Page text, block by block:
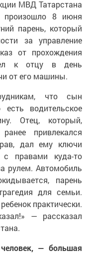
МВД Татарстана
произошло 8 июня
парень, который
за управление
от прохождения
к отцу в день
от его машины.
что сын
водительское
Отец, который,
привлекался
дал ему ключи
правами куда-то
рулем. Автомобиль
парень
для семьи.
практически.
— рассказал
— большая